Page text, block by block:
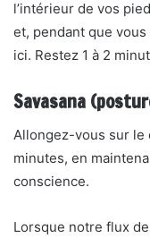
l’intérieur de vos
et, pendant que
ici. Restez 1 à 2
Savasana
Allongez-vous sur le
minutes, en
conscience.
Lorsque notre flux